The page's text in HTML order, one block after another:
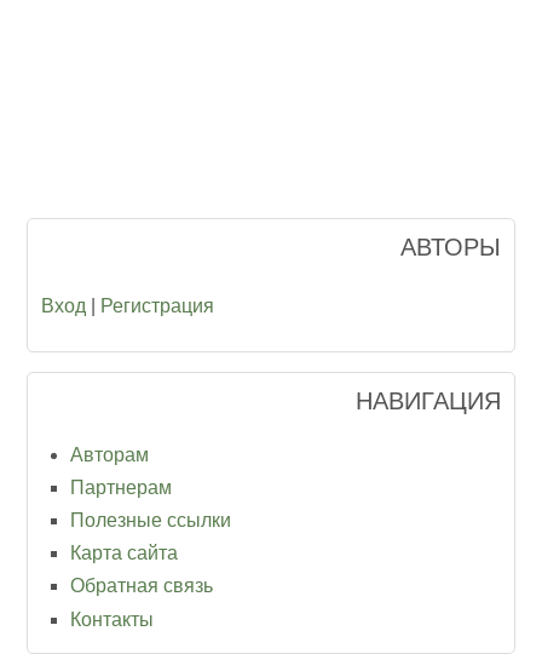
АВТОРЫ
Вход Регистрация
НАВИГАЦИЯ
Авторам
Партнерам
Полезные ссылки
Карта сайта
Обратная связь
Контакты